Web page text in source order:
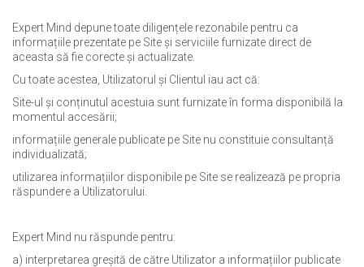
Expert Mind depune toate diligențele rezonabile pentru ca
informațiile prezentate pe Site și serviciile furnizate direct de
aceasta să fie corecte și actualizate.
Cu toate acestea, Utilizatorul și Clientul iau act că:
Site-ul și conținutul acestuia sunt furnizate în forma disponibilă la
momentul accesării;
informațiile generale publicate pe Site nu constituie consultanță
individualizată;
utilizarea informațiilor disponibile pe Site se realizează pe propria
răspundere a Utilizatorului.
Expert Mind nu răspunde pentru:
a) interpretarea greșită de către Utilizator a informațiilor publicate